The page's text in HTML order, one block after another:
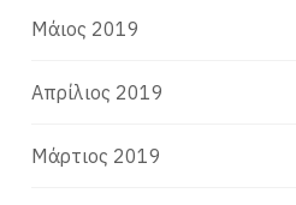
Μάιος 2019
Απρίλιος 2019
Μάρτιος 2019